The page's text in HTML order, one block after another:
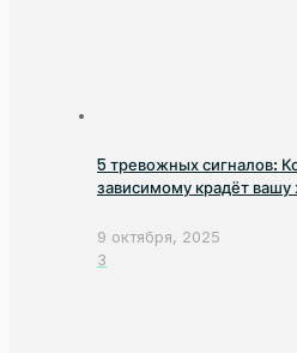
5 тревожных сигналов:
зависимому крадёт вашу
9 октября, 2025
3